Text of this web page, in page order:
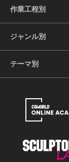
作業工程別
ジャンル別
テーマ別